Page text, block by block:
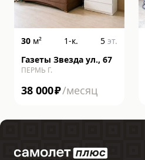
30 м² 1-к. 5 эт.
Газеты Звезда ул., 67
ПЕРМЬ Г.
38 000₽/месяц